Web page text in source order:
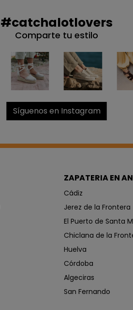
#catchalotlovers
Comparte tu estilo
Síguenos en Instagram
ZAPATERIA EN
Cádiz
Jerez de la Frontera
El Puerto de Santa
Chiclana de la
Huelva
Córdoba
Algeciras
San Fernando